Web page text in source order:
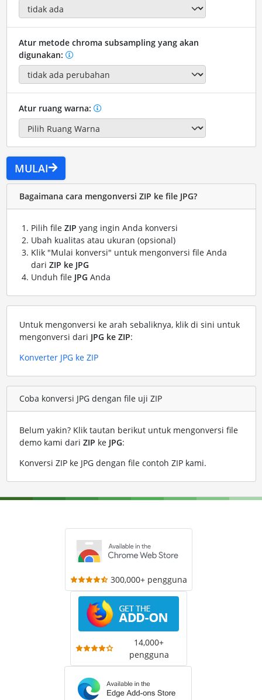
Atur metode chroma subsampling yang akan
digunakan:
Atur ruang warna:
MULAI
Bagaimana cara mengonversi ZIP ke file JPG?
Pilih file ZIP yang ingin Anda konversi
Ubah kualitas atau ukuran (opsional)
Klik "Mulai konversi" untuk mengonversi file Anda
dari ZIP ke JPG
Unduh file JPG Anda
Untuk mengonversi ke arah sebaliknya, klik di sini untuk
mengonversi dari JPG ke ZIP:
Konverter JPG ke ZIP
Coba konversi JPG dengan file uji ZIP
Belum yakin? Klik tautan berikut untuk mengonversi file
demo kami dari ZIP ke JPG:
Konversi ZIP ke JPG dengan file contoh ZIP kami.
300,000+ pengguna
14,000+
pengguna